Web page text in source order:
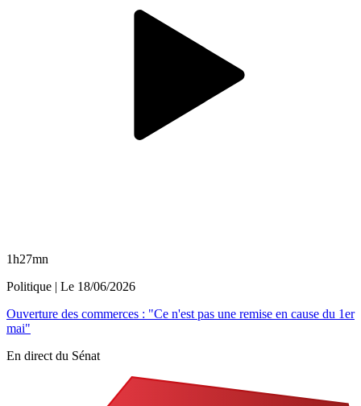
1h27mn
Politique | Le 18/06/2026
Ouverture des commerces : "Ce n'est pas une remise en cause du 1er
mai"
En direct du Sénat